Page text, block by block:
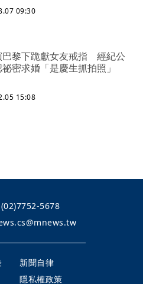
09:30
巴黎下跪獻女友戒指 經紀公
密求婚「是慶生抓拍照」
15:08
(02)7752-5678
新聞自律
隱私權政策